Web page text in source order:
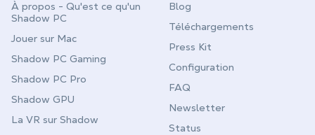
À propos - Qu'est ce qu'un
Shadow PC
Jouer sur Mac
Shadow PC Gaming
Shadow PC Pro
Shadow GPU
La VR sur Shadow
Blog
Téléchargements
Press Kit
Configuration
FAQ
Newsletter
Status